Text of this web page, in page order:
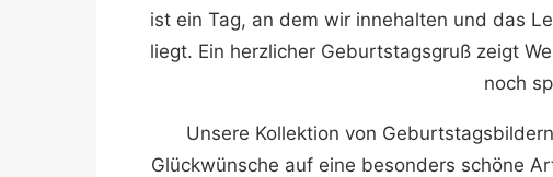
ist ein Tag, an dem wir innehalten und das
liegt. Ein herzlicher Geburtstagsgruß zeigt
noch
Unsere Kollektion von
Glückwünsche auf eine besonders schöne